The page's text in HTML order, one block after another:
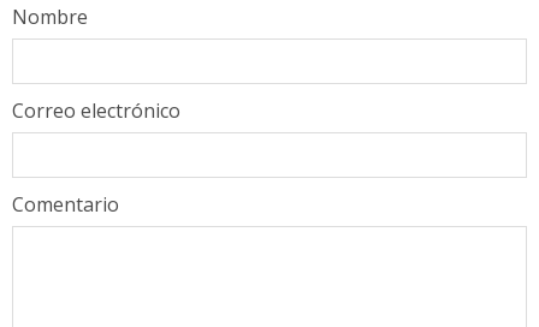
Comentario
Nombre
Correo electrónico